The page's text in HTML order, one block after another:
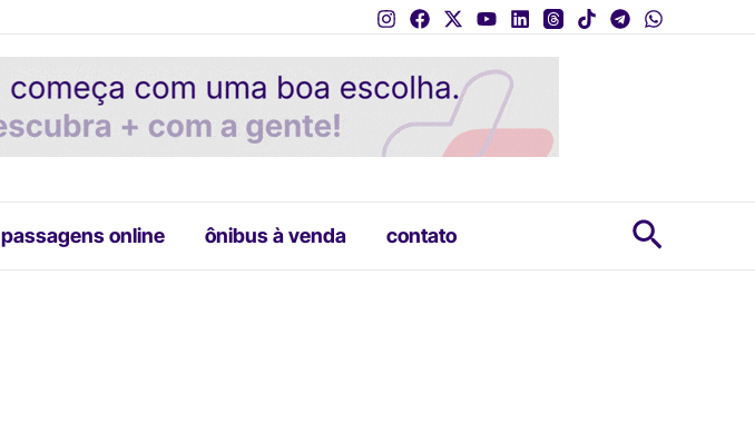
passagens online ônibus à venda contato